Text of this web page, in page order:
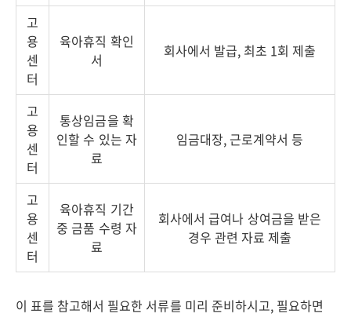
고
용
센
터
육아휴직 확인
서
회사에서 발급, 최초 1회 제출
고
용
센
터
통상임금을 확
인할 수 있는 자
료
임금대장, 근로계약서 등
고
용
센
터
육아휴직 기간
중 금품 수령 자
료
회사에서 급여나 상여금을 받은
경우 관련 자료 제출
이 표를 참고해서 필요한 서류를 미리 준비하시고, 필요하면